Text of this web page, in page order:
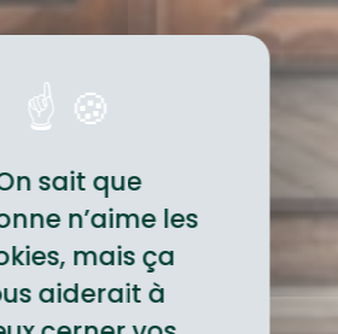
sait que
n’aime les
mais ça
aiderait à